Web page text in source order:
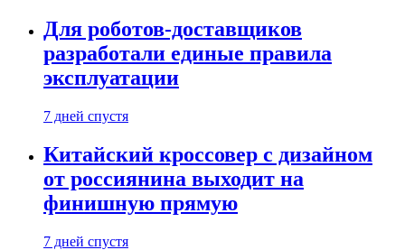
Для роботов-доставщиков
разработали единые правила
эксплуатации
7 дней спустя
Китайский кроссовер с дизайном
от россиянина выходит на
финишную прямую
7 дней спустя